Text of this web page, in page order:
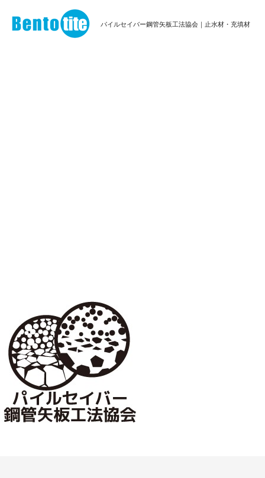
パイルセイバー鋼管矢板工法協会｜止水材・充填材